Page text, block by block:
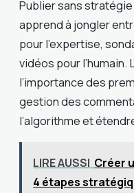
Publier sans
apprend à jongler
pour l’expertise,
vidéos pour
l’importance des
gestion des
l’algorithme et
LIRE AUSSI Créer
4 étapes